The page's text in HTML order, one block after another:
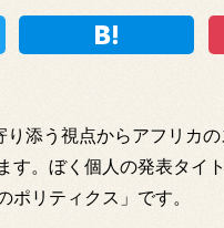
添う視点からアフリカ
。ぼく個人の発表タイ
リティクス」です。